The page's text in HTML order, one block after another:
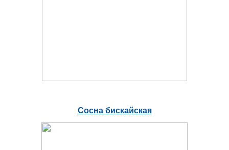
Сосна бискайская